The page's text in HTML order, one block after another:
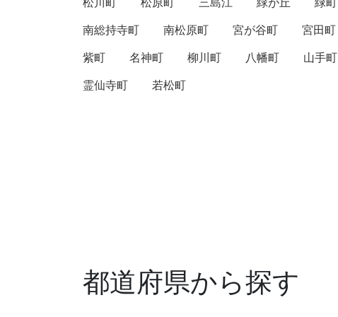
南総持寺町
南松原町 宮が谷町 宮田町
紫町
名神町 柳川町 八幡町 山手町
霊仙寺町
若松町
都道府県から探す